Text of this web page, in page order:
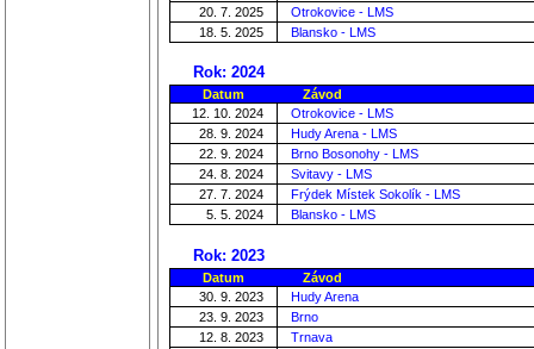
20. 7. 2025
Otrokovice - LMS
18. 5. 2025
Blansko - LMS
Rok: 2024
Datum
Závod
12. 10. 2024
Otrokovice - LMS
28. 9. 2024
Hudy Arena - LMS
22. 9. 2024
Brno Bosonohy - LMS
24. 8. 2024
Svitavy - LMS
27. 7. 2024
Frýdek Místek Sokolík - LMS
5. 5. 2024
Blansko - LMS
Rok: 2023
Datum
Závod
30. 9. 2023
Hudy Arena
23. 9. 2023
Brno
12. 8. 2023
Trnava